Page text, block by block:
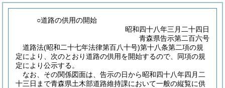
○道路の供用の開始
昭和四十八年三月二十四日
青森県告示第二百六号
道路法(昭和二十七年法律第百八十号)第十八条第二項の規
定により、次のとおり道路の供用を開始するので、同項の規
定により公示する。
なお、その関係図面は、告示の日から昭和四十八年四月二
十三日まで青森県土木部道路維持課において一般の縦覧に供